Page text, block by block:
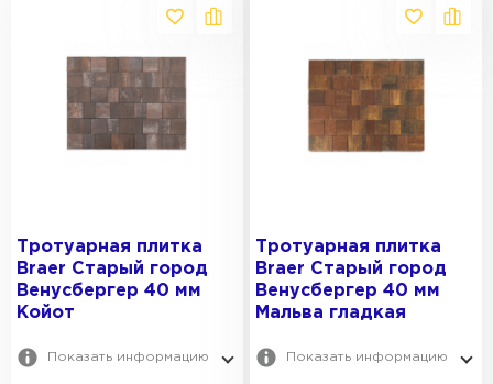
Тротуарная плитка
Braer Старый город
Венусбергер 40 мм
Койот
Показать информацию
Тротуарная плитка
Braer Старый город
Венусбергер 40 мм
Мальва гладкая
Показать информацию